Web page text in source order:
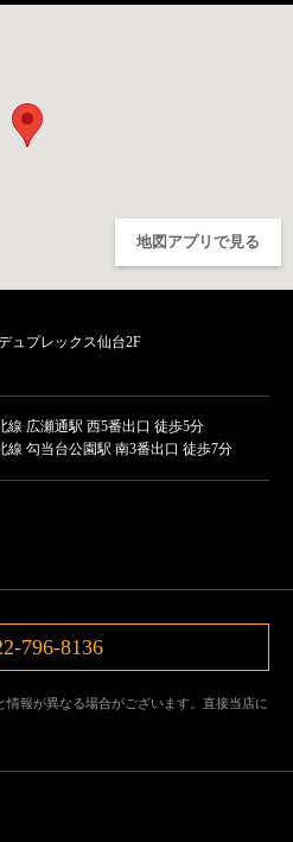
地図アプリで見る
ュプレックス仙台2F
線 広瀬通駅 西5番出口 徒歩5分
線 勾当台公園駅 南3番出口 徒歩7分
796-8136
報が異なる場合がございます。直接当店に